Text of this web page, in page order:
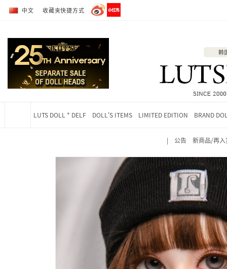
中文 收藏夹快捷方式
LUTS DOLL * DELF DOLL'S ITEMS LIMITED EDITION BRAND
| 公告 新商品/再入